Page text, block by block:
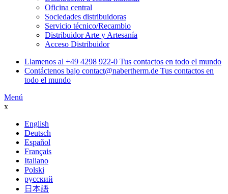
Oficina central
Sociedades distribuidoras
Servicio técnico/Recambio
Distribuidor Arte y Artesanía
Acceso Distribuidor
Llamenos al +49 4298 922-0 Tus contactos en todo el mundo
Contáctenos bajo contact@nabertherm.de Tus contactos en
todo el mundo
Menú
x
English
Deutsch
Español
Français
Italiano
Polski
русский
日本語